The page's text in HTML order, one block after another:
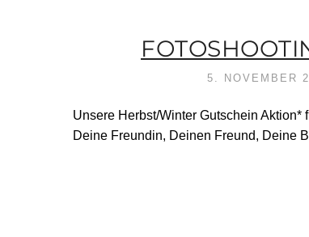
5. NOVEMBER
Unsere Herbst/Winter Gutschein
Deine Freundin, Deinen Freund, Deine